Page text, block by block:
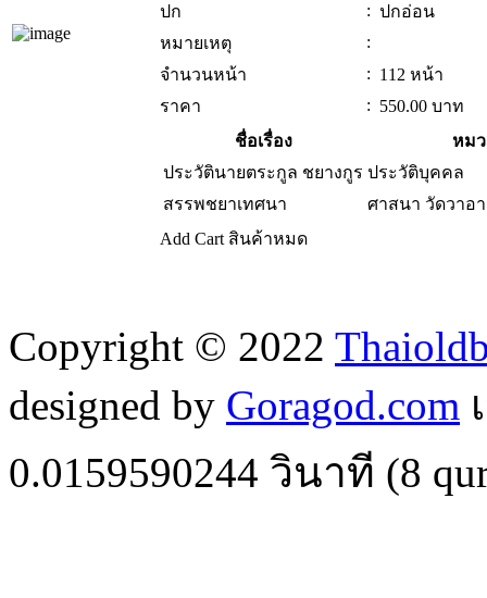
ปก
: ปกอ่อน
หมายเหตุ
:
จำนวนหน้า
: 112 หน้า
ราคา
: 550.00 บาท
ชื่อเรื่อง
หม
ประวัตินายตระกูล ชยางกูร ประวัติบุคคล
สรรพชยาเทศนา
ศาสนา วัดวาอ
Add Cart สินค้าหมด
Copyright © 2022
designed by Goragod.com
0.0159590244 วินาที (8